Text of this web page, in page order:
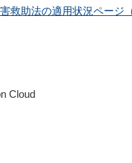
救助法の適用状況ページ
Cloud